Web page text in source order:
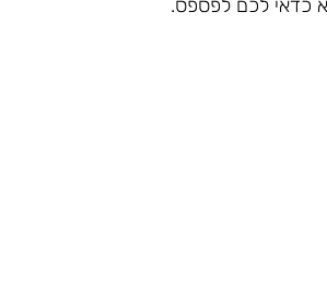
כדאי לכם לפספס.